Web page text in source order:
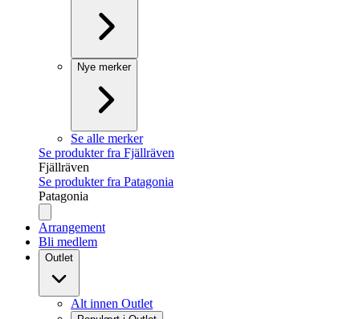
Nye merker
Se alle merker
Se produkter fra Fjällräven
Fjällräven
Se produkter fra Patagonia
Patagonia
Arrangement
Bli medlem
Outlet
Alt innen Outlet